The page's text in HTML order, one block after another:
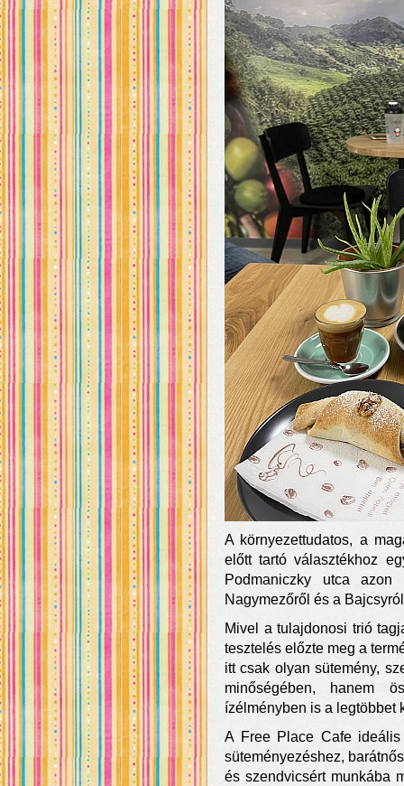
A környezettudatos, a
előtt tartó választékhoz
Podmaniczky utca
Nagymezőről és a
Mivel a tulajdonosi trió
tesztelés előzte meg a
itt csak olyan sütemény,
minőségében, hanem
ízélményben is a legtöbbet
A Free Place Cafe
süteményezéshez,
és szendvicsért munkába